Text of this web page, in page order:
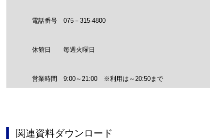
電話番号 075－315-4800
休館日 毎週火曜日
営業時間 9:00～21:00 ※利用は～20:50まで
関連資料ダウンロード